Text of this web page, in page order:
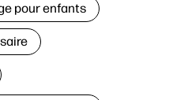
pour enfants